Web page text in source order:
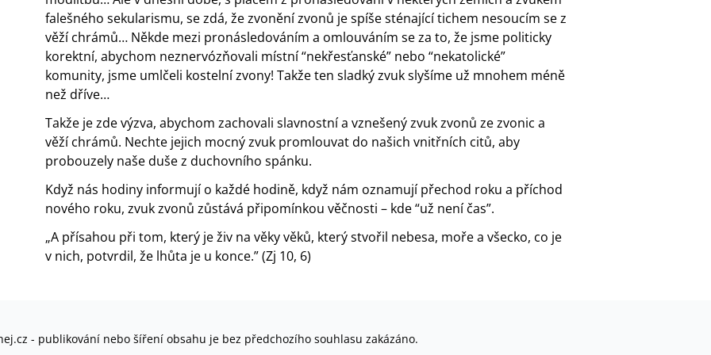
falešného sekularismu, se zdá, že zvonění zvonů je spíše sténající tichem nesoucím se z
věží chrámů… Někde mezi pronásledováním a omlouváním se za to, že jsme politicky
korektní, abychom neznervózňovali místní “nekřesťanské” nebo “nekatolické”
komunity, jsme umlčeli kostelní zvony! Takže ten sladký zvuk slyšíme už mnohem méně
než dříve…
Takže je zde výzva, abychom zachovali slavnostní a vznešený zvuk zvonů ze zvonic a
věží chrámů. Nechte jejich mocný zvuk promlouvat do našich vnitřních citů, aby
probouzely naše duše z duchovního spánku.
Když nás hodiny informují o každé hodině, když nám oznamují přechod roku a příchod
nového roku, zvuk zvonů zůstává připomínkou věčnosti – kde “už není čas”.
„A přísahou při tom, který je živ na věky věků, který stvořil nebesa, moře a všecko, co je
v nich, potvrdil, že lhůta je u konce.” (Zj 10, 6)
- publikování nebo šíření obsahu je bez předchozího souhlasu zakázáno.